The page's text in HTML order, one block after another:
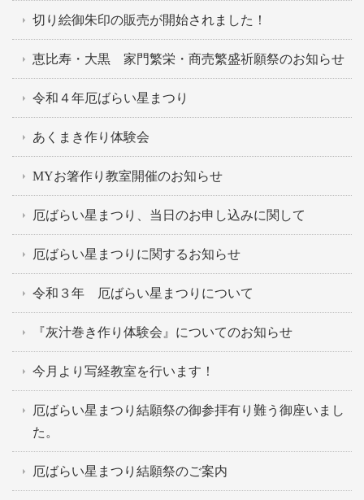
切り絵御朱印の販売が開始されました！
恵比寿・大黒 家門繁栄・商売繁盛祈願祭のお知らせ
令和４年厄ばらい星まつり
あくまき作り体験会
MYお箸作り教室開催のお知らせ
厄ばらい星まつり、当日のお申し込みに関して
厄ばらい星まつりに関するお知らせ
令和３年 厄ばらい星まつりについて
『灰汁巻き作り体験会』についてのお知らせ
今月より写経教室を行います！
厄ばらい星まつり結願祭の御参拝有り難う御座いまし
た。
厄ばらい星まつり結願祭のご案内